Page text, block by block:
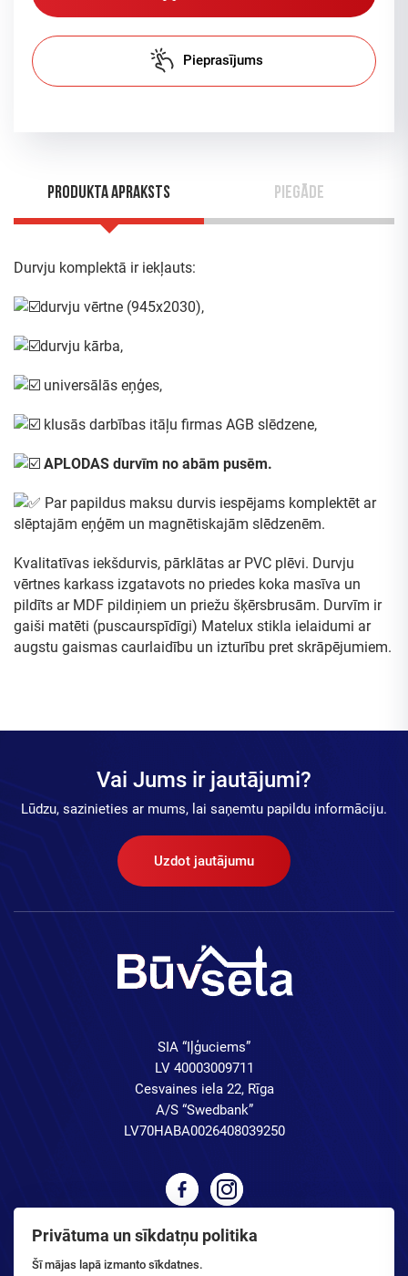
Pieprasījums
Produkta apraksts Piegāde
Durvju komplektā ir iekļauts:
durvju vērtne (945x2030),
durvju kārba,
universālās eņģes,
klusās darbības itāļu firmas AGB slēdzene,
APLODAS durvīm no abām pusēm.
Par papildus maksu durvis iespējams komplektēt ar
slēptajām eņģēm un magnētiskajām slēdzenēm.
Kvalitatīvas iekšdurvis, pārklātas ar PVC plēvi. Durvju
vērtnes karkass izgatavots no priedes koka masīva un
pildīts ar MDF pildiņiem un priežu šķērsbrusām. Durvīm ir
gaiši matēti (puscaurspīdīgi) Matelux stikla ielaidumi ar
augstu gaismas caurlaidību un izturību pret skrāpējumiem.
Vai Jums ir jautājumi?
Lūdzu, sazinieties ar mums, lai saņemtu papildu informāciju.
Uzdot jautājumu
SIA “Iļģuciems”
LV 40003009711
Cesvaines iela 22, Rīga
A/S “Swedbank”
LV70HABA0026408039250
Privātuma un sīkdatņu politika
Šī mājas lapā izmanto sīkdatnes.